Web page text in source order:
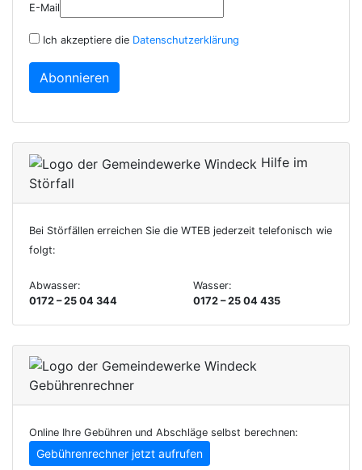
E-Mail
Ich akzeptiere die Datenschutzerklärung
Hilfe im
Störfall
Bei Störfällen erreichen Sie die WTEB jederzeit telefonisch wie
folgt:
Abwasser:
0172 – 25 04 344
Wasser:
0172 – 25 04 435
Gebührenrechner
Online Ihre Gebühren und Abschläge selbst berechnen:
Gebührenrechner jetzt aufrufen